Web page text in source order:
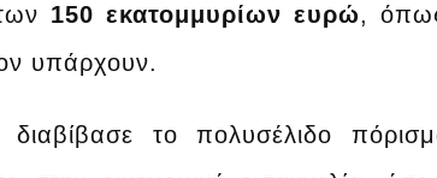
150 εκατομμυρίων ευρώ,
υπάρχουν.
το πολυσέλιδο